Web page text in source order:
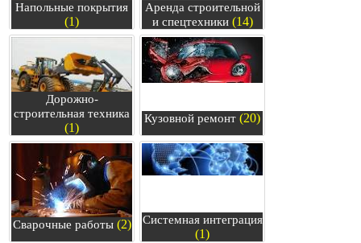
Напольные покрытия
(1)
Аренда строительной
и спецтехники(14)
Дорожно-
строительная техника
(1)
Кузовной ремонт (20)
Сварочные работы(2) Системная интеграция
(1)